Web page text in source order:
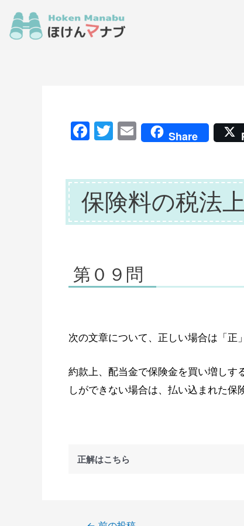
F
e
b
o
k
T
er
E
m
l
Share
保険料の税法
第０９問
次の文章について、正しい場合は「正
約款上、配当金で保険金を買い増しす
しができない場合は、払い込まれた保
正解はこちら